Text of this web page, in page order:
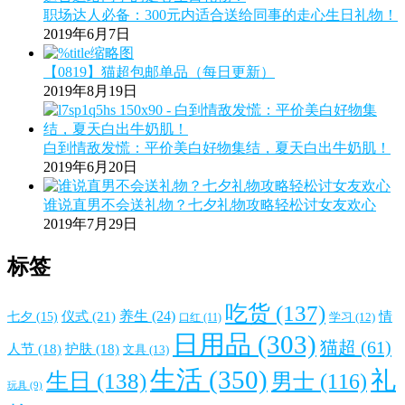
职场达人必备：300元内适合送给同事的走心生日礼物！
2019年6月7日
【0819】猫超包邮单品（每日更新）
2019年8月19日
白到情敌发慌：平价美白好物集结，夏天白出牛奶肌！
2019年6月20日
谁说直男不会送礼物？七夕礼物攻略轻松讨女友欢心
2019年7月29日
标签
七夕 (15) 仪式 (21) 养生 (24) 口红 (11) 吃货 (137) 学习 (12) 情
人节 (18) 护肤 (18) 文具 (13) 日用品 (303) 猫超 (61)
玩具 (9) 生日 (138)生活 (350) 男士 (116)礼